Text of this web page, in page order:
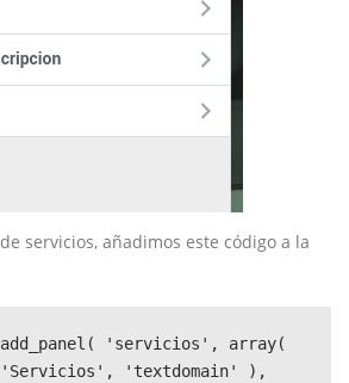
servicios, añadimos este código a la
>add_panel( 'servicios', array(
'textdomain' ),